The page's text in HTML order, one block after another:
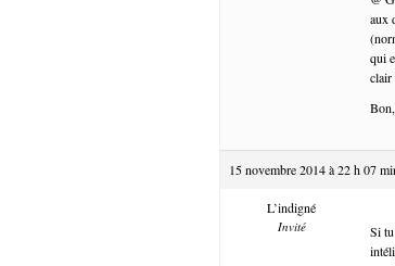
aux
qui
15 novembre 2014 à 22 h 07
L’indigné
Invité
Si